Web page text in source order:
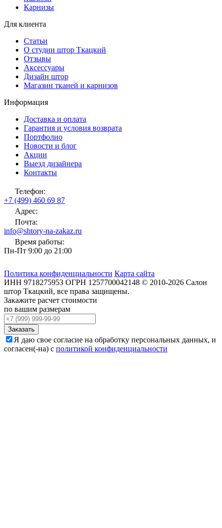
Карнизы
Для клиента
Статьи
О студии штор Ткацкий
Отзывы
Аксессуары
Дизайн штор
Магазин тканей и карнизов
Информация
Доставка и оплата
Гарантия и условия возврата
Портфолио
Новости и блог
Акции
Выезд дизайнера
Контакты
Телефон:
+7 (499) 460 69 87
Адрес:
Почта:
info@shtory-na-zakaz.ru
Время работы:
Пн-Пт 9:00 до 21:00
Политика конфиденциальности Карта сайта
ИНН 9718275953 ОГРН 1257700042148 © 2010-2026 Салон
штор Ткацкий, все права защищены.
Закажите расчет стоимости
по вашим размерам
Заказать
Я даю свое согласие на обработку персональных данных, и
согласен(-на) с политикой конфиденциальности